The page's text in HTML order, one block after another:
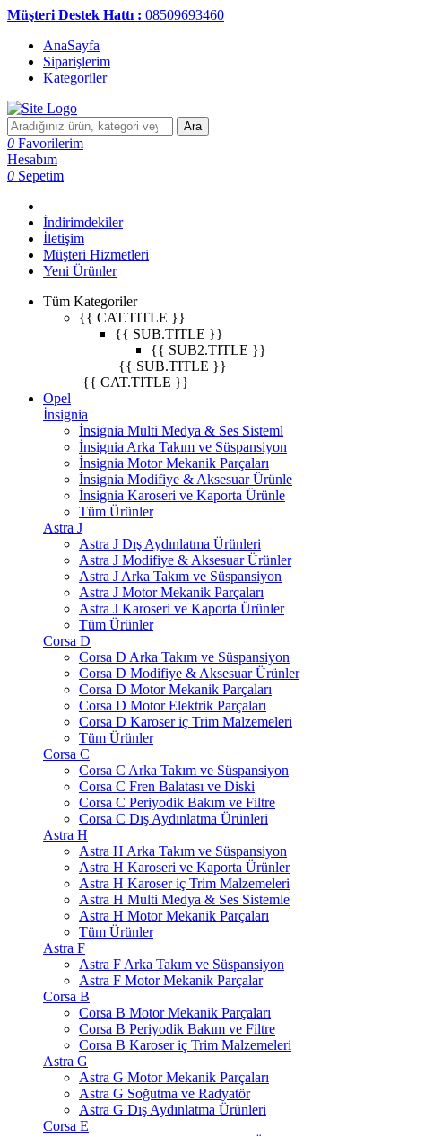
Müşteri Destek Hattı : 08509693460
AnaSayfa
Siparişlerim
Kategoriler
Ara
0 Favorilerim
Hesabım
0 Sepetim
İndirimdekiler
İletişim
Müşteri Hizmetleri
Yeni Ürünler
Tüm Kategoriler
{{ CAT.TITLE }}
{{ SUB.TITLE }}
{{ SUB2.TITLE }}
{{ SUB.TITLE }}
{{ CAT.TITLE }}
Opel
İnsignia
İnsignia Multi Medya & Ses Sisteml
İnsignia Arka Takım ve Süspansiyon
İnsignia Motor Mekanik Parçaları
İnsignia Modifiye & Aksesuar Ürünle
İnsignia Karoseri ve Kaporta Ürünle
Tüm Ürünler
Astra J
Astra J Dış Aydınlatma Ürünleri
Astra J Modifiye & Aksesuar Ürünler
Astra J Arka Takım ve Süspansiyon
Astra J Motor Mekanik Parçaları
Astra J Karoseri ve Kaporta Ürünler
Tüm Ürünler
Corsa D
Corsa D Arka Takım ve Süspansiyon
Corsa D Modifiye & Aksesuar Ürünler
Corsa D Motor Mekanik Parçaları
Corsa D Motor Elektrik Parçaları
Corsa D Karoser iç Trim Malzemeleri
Tüm Ürünler
Corsa C
Corsa C Arka Takım ve Süspansiyon
Corsa C Fren Balatası ve Diski
Corsa C Periyodik Bakım ve Filtre
Corsa C Dış Aydınlatma Ürünleri
Astra H
Astra H Arka Takım ve Süspansiyon
Astra H Karoseri ve Kaporta Ürünler
Astra H Karoser iç Trim Malzemeleri
Astra H Multi Medya & Ses Sistemle
Astra H Motor Mekanik Parçaları
Tüm Ürünler
Astra F
Astra F Arka Takım ve Süspansiyon
Astra F Motor Mekanik Parçalar
Corsa B
Corsa B Motor Mekanik Parçaları
Corsa B Periyodik Bakım ve Filtre
Corsa B Karoser iç Trim Malzemeleri
Astra G
Astra G Motor Mekanik Parçaları
Astra G Soğutma ve Radyatör
Astra G Dış Aydınlatma Ürünleri
Corsa E